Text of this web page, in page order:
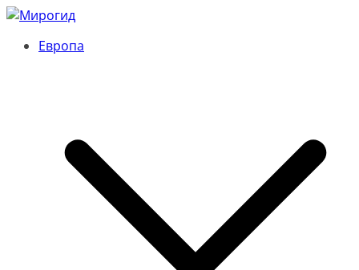
Перейти
содержимому
Европа